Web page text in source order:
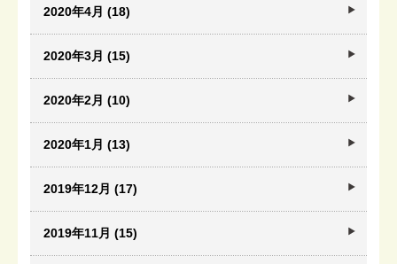
2020年4月 (18)
2020年3月 (15)
2020年2月 (10)
2020年1月 (13)
2019年12月 (17)
2019年11月 (15)